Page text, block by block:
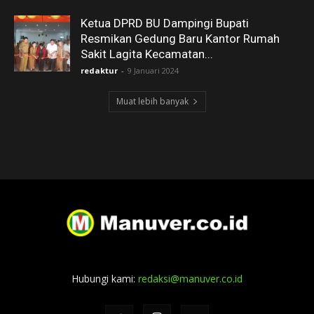
Ketua DPRD BU Dampingi Bupati
Resmikan Gedung Baru Kantor Rumah
Sakit Lagita Kecamatan...
redaktur - 9 Januari 2024
Muat lebih banyak
Hubungi kami: redaksi@manuver.co.id